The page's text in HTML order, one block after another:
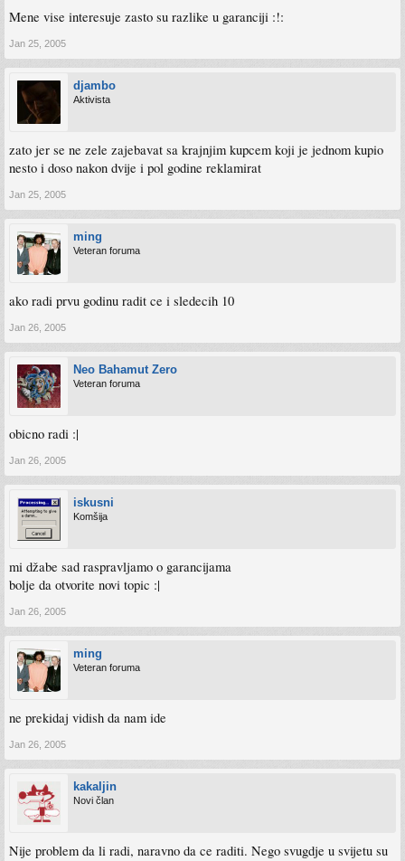
Mene vise interesuje zasto su razlike u garanciji :!:
Jan 25, 2005
djambo
Aktivista
zato jer se ne zele zajebavat sa krajnjim kupcem koji je jednom kupio
nesto i doso nakon dvije i pol godine reklamirat
Jan 25, 2005
ming
Veteran foruma
ako radi prvu godinu radit ce i sledecih 10
Jan 26, 2005
Neo Bahamut Zero
Veteran foruma
obicno radi :|
Jan 26, 2005
iskusni
Komšija
mi džabe sad raspravljamo o garancijama
bolje da otvorite novi topic :|
Jan 26, 2005
ming
Veteran foruma
ne prekidaj vidish da nam ide
Jan 26, 2005
kakaljin
Novi član
Nije problem da li radi, naravno da ce raditi. Nego svugdje u svijetu su